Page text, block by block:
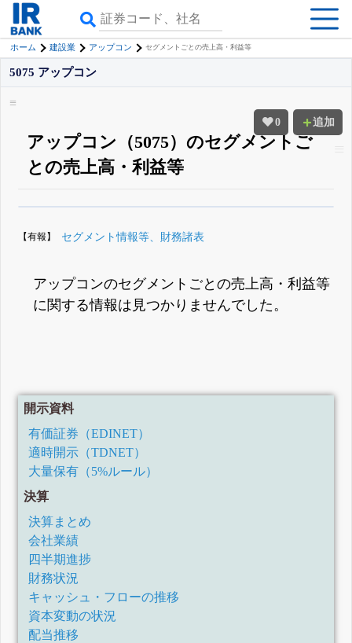
ホーム 建設業 アップコン セグメントごとの売上高・利益等
0 追加
5075 アップコン
アップコン（5075）のセグメントご
との売上高・利益等
詳しく見られる 無料でβ版をはじめる
【有報】 セグメント情報等、財務諸表
アップコンのセグメントごとの売上高・利益等
に関する情報は見つかりませんでした。
開示資料
有価証券（EDINET）
適時開示（TDNET）
大量保有（5%ルール）
決算
決算まとめ
会社業績
四半期進捗
財務状況
キャッシュ・フローの推移
資本変動の状況
配当推移